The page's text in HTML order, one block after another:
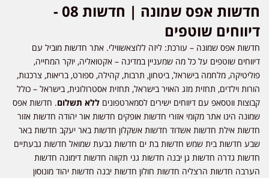
חדשות אפס שמונה | חדשות 08 -
דיווחים שוטפים
חדשות אפס שמונה – עורכת: ליזה ללוצאשווילי. אתר חדשות מוביל עם
דיווחים שוטפים על כל מה שמעניין במדינה – אקטואליה, יוקר המחייה,
פוליטיקה, מלחמה בישראל, ביטחון, תרבות, קהילה, ספורט, בריאות, צרכנות,
הורות וילדים, תחזית מזג האויר בישראל, תחזית אסטרולוגית, בישראל – כולל
קבוצות ווטסאפ עם דיווחים ישירים לסמארטפונים ללא תשלום. חדשות אפס
שמונה הינו אתר מקומי אזורי חדשות אופקים חדשות אור יהודה חדשות אזור
חדשות אילת חדשות אשדוד חדשות אשקלון חדשות באר יעקב חדשות באר
שבע חדשות בית שמש חדשות בת ים חדשות גבעת שמואל חדשות גבעתיים
חדשות גדרה חדשות גן יבנה חדשות גני תקווה חדשות דימונה חדשות
הערבה חדשות הרצליה חדשות חולון חדשות יבנה חדשות יהוד מונוסון